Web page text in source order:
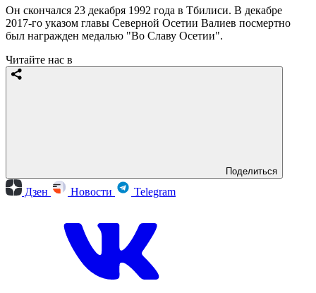
Он скончался 23 декабря 1992 года в Тбилиси. В декабре
2017-го указом главы Северной Осетии Валиев посмертно
был награжден медалью "Во Славу Осетии".
Читайте нас в
Поделиться
Дзен Новости Telegram